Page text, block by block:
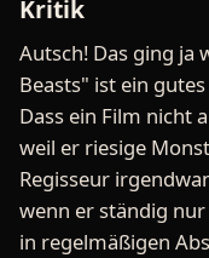
Kritik
Autsch! Das ging ja
Beasts" ist ein
Dass ein Film nicht
weil er riesige
Regisseur
wenn er ständig
in regelmäßigen